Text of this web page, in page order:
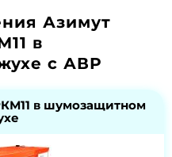
Азимут
в
с АВР
в шумозащитном